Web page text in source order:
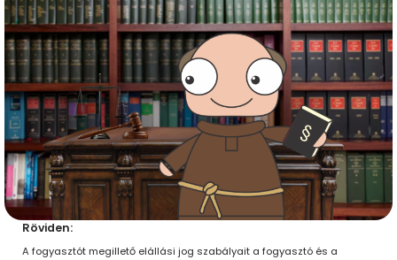
Röviden:
A fogyasztót megillető elállási jog szabályait a fogyasztó és a